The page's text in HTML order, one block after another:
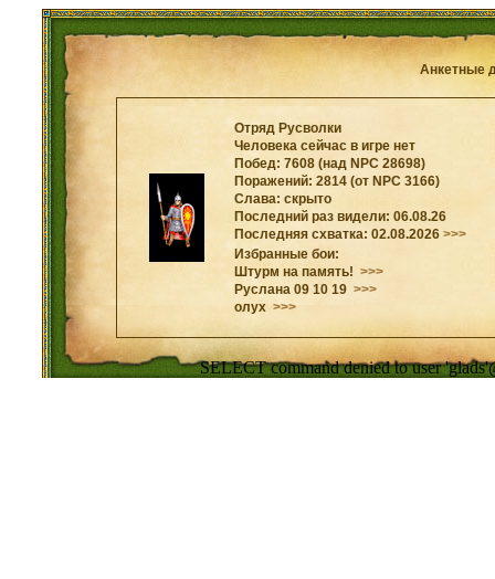
Анкетные
Отряд Русволки
Человека сейчас в игре нет
Побед: 7608 (над NPC 28698)
Поражений: 2814 (от NPC 3166)
Слава: скрыто
Последний раз видели: 06.08.26
Последняя схватка: 02.08.2026 >>>
Избранные бои:
Штурм на память! >>>
Руслана 09 10 19 >>>
олух >>>
SELECT command denied to user